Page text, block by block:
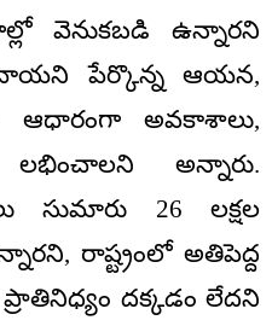
వెనుకబడి ఉన్నారని
పేర్కొన్న ఆయన,
ఆధారంగా అవకాశాలు,
అన్నారు.
సుమారు 26 లక్షల
రాష్ట్రంలో అతిపెద్ద
దక్కడం లేదని